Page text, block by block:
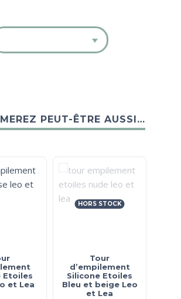
PEUT-ÊTRE AUSSI…
Etoiles
et Lea
HORS STOCK
Tour
d’empilement
Silicone Etoiles
Bleu et beige Leo
et Lea